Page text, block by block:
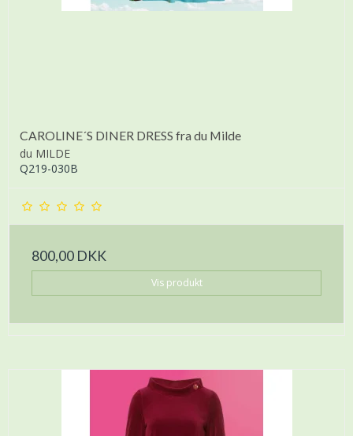
CAROLINE´S DINER DRESS fra du Milde
du MILDE
Q219-030B
800,00 DKK
Vis produkt